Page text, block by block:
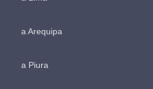
a Arequipa
a Piura